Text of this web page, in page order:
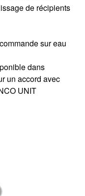
de récipients
sur eau
dans
un accord avec
UNIT